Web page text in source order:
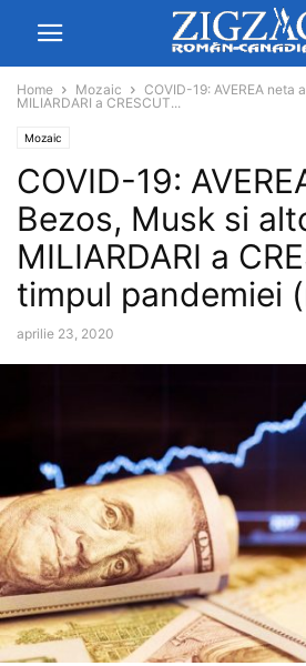
Home Mozaic
COVID-19: AVEREA neta
MILIARDARI a CRESCUT...
Mozaic
COVID-19:
Bezos, Musk si
MILIARDARI a
timpul pandemiei
aprilie 23, 2020